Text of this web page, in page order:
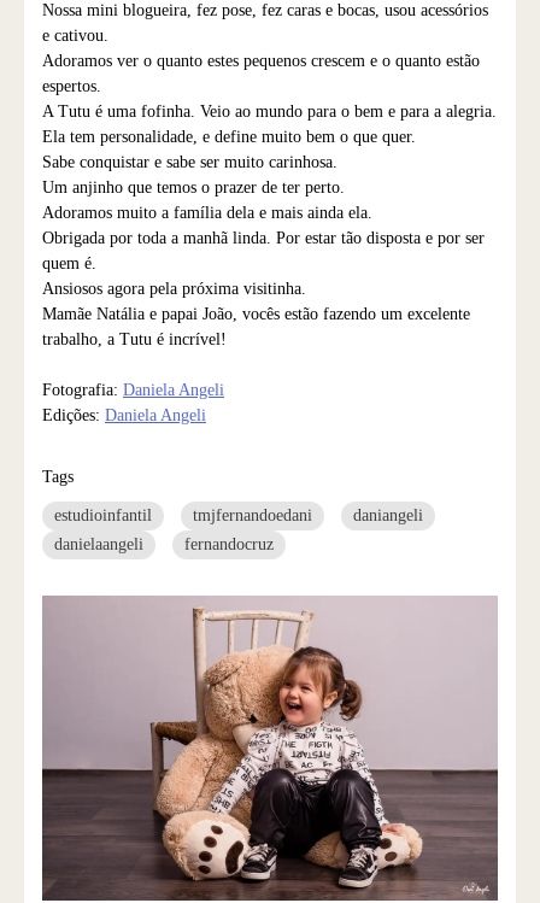
Nossa mini blogueira, fez pose, fez caras e bocas, usou acessórios
e cativou.
Adoramos ver o quanto estes pequenos crescem e o quanto estão
espertos.
A Tutu é uma fofinha. Veio ao mundo para o bem e para a alegria.
Ela tem personalidade, e define muito bem o que quer.
Sabe conquistar e sabe ser muito carinhosa.
Um anjinho que temos o prazer de ter perto.
Adoramos muito a família dela e mais ainda ela.
Obrigada por toda a manhã linda. Por estar tão disposta e por ser
quem é.
Ansiosos agora pela próxima visitinha.
Mamãe Natália e papai João, vocês estão fazendo um excelente
trabalho, a Tutu é incrível!
Fotografia: Daniela Angeli
Edições: Daniela Angeli
Tags
estudioinfantil tmjfernandoedani
daniangeli
danielaangeli
fernandocruz